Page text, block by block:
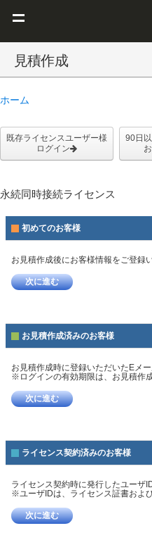
Claris を選ぶ理由
リソース
ブログ
見積作成
ホーム
既存ライセンスユーザー様
ログイン
90日
永続同時接続ライセンス
初めてのお客様
お見積作成後にお客様情報をご登録
お見積作成済みのお客様
お見積作成時に登録いただいたEメ
※ログインの有効期限は、お見積作
次に進む
ライセンス契約済みのお客様
ライセンス契約時に発行したユーザ
※ユーザIDは、ライセンス証書およ
次に進む